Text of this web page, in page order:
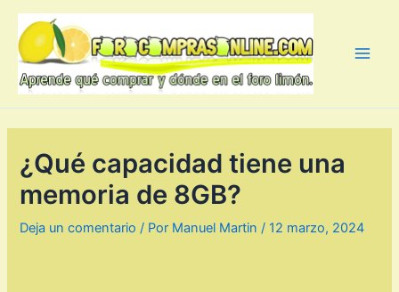
contenido
¿Qué capacidad tiene una
memoria de 8GB?
Deja un comentario / Por Manuel Martin /12 marzo, 2024